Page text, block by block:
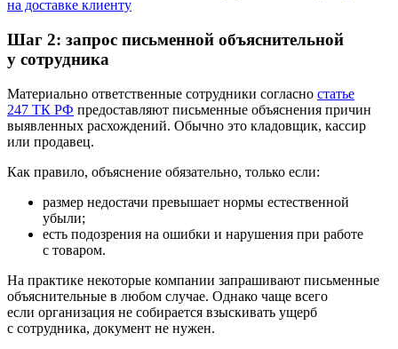
Шаг 2: запрос письменной объяснительной
у сотрудника
Материально ответственные сотрудники согласно статье
247 ТК РФ предоставляют письменные объяснения причин
выявленных расхождений. Обычно это кладовщик, кассир
или продавец.
Как правило, объяснение обязательно, только если:
размер недостачи превышает нормы естественной
убыли;
есть подозрения на ошибки и нарушения при работе
с товаром.
На практике некоторые компании запрашивают письменные
объяснительные в любом случае. Однако чаще всего
если организация не собирается взыскивать ущерб
с сотрудника, документ не нужен.